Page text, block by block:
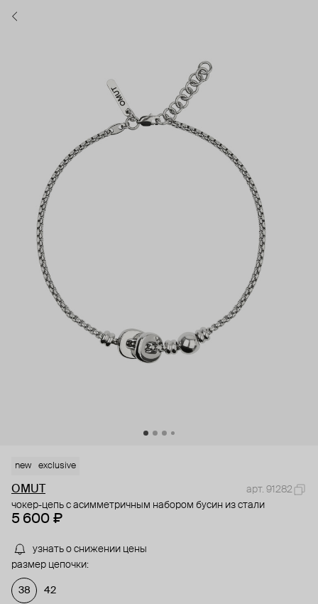
new exclusive
OMUT
арт. 91282
чокер-цепь с асимметричным набором бусин из стали
5 600 ₽
узнать о снижении цены
размер цепочки:
38 42